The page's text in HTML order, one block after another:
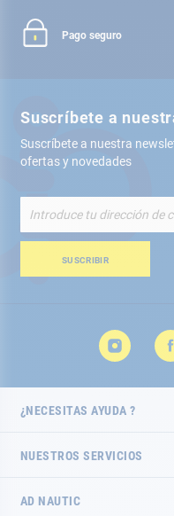
Pago seguro
Suscríbete a
Suscríbete a nuestra
ofertas y novedades
nuestro
de
SUSCRIBIR
¿NECESITAS AYUDA ?
NUESTROS SERVICIOS
AD NAUTIC